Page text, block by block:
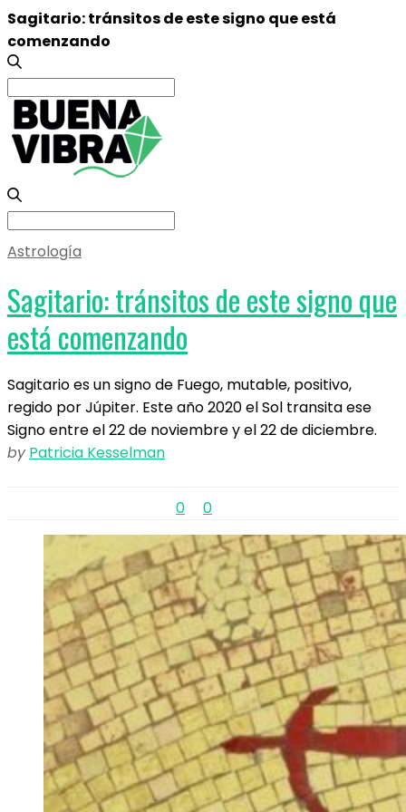
Sagitario: tránsitos de este signo que está
comenzando
Search
for:
Search
Astrología
Sagitario: tránsitos de este signo que
está comenzando
Sagitario es un signo de Fuego, mutable, positivo,
regido por Júpiter. Este año 2020 el Sol transita ese
Signo entre el 22 de noviembre y el 22 de diciembre.
by Patricia Kesselman
0 0